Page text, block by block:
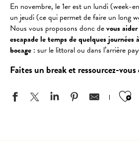
En novembre, le 1er est un lundi (week-
un jeudi (ce qui permet de faire un long
Nous vous proposons donc devous
escapade le temps de quelques journées
bocage : sur le littoral ou dans l’arrière
Faites un break et ressourcez-vous